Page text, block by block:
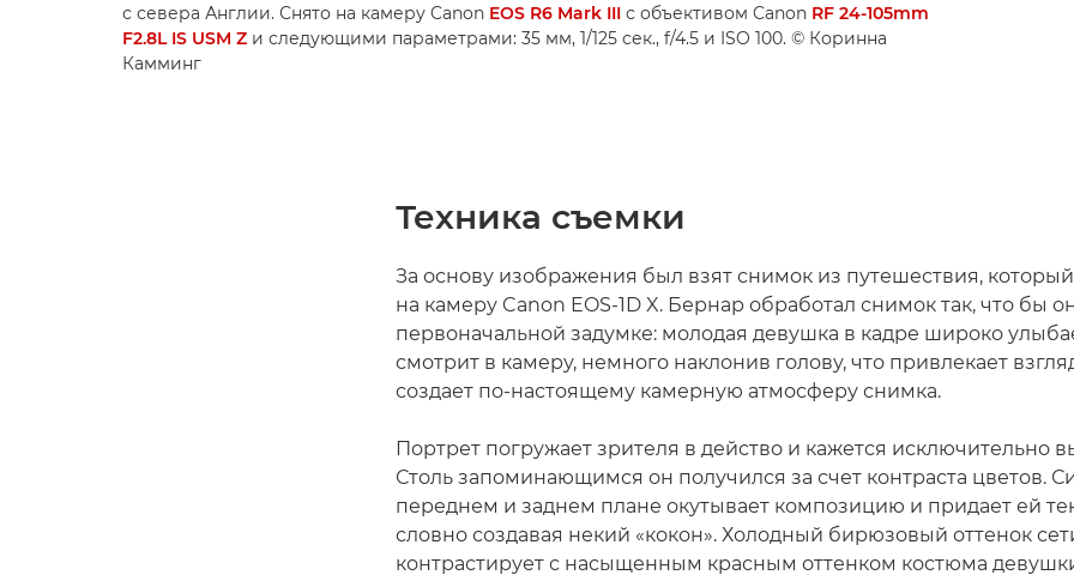
с севера Англии. Снято на камеру Canon EOS R6 Mark III с объективом Canon RF 24-105mm
F2.8L IS USM Z и следующими параметрами: 35 мм, 1/125 сек., f/4.5 и ISO 100. © Коринна
Камминг
Техника съемки
За основу изображения был взят снимок из путешествия,
на камеру Canon EOS-1D X. Бернар обработал снимок так, что бы
первоначальной задумке: молодая девушка в кадре широко
смотрит в камеру, немного наклонив голову, что привлекает
создает по-настоящему камерную атмосферу снимка.
Портрет погружает зрителя в действо и кажется исключительно
Столь запоминающимся он получился за счет контраста цветов.
переднем и заднем плане окутывает композицию и придает ей
словно создавая некий «кокон». Холодный бирюзовый оттенок
контрастирует с насыщенным красным оттенком костюма